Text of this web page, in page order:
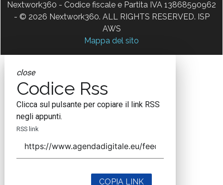
Nextwork360 - Codice fiscale e Partita IVA 13868590962
- © 2026 Nextwork360. ALL RIGHTS RESERVED. ISP
AWS
Mappa del sito
close
Codice Rss
Clicca sul pulsante per copiare il link RSS
negli appunti.
RSS link
COPIA LINK